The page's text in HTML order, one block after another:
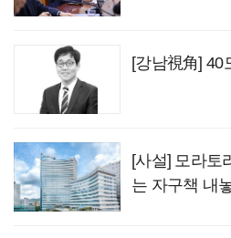
[강남視角] 40
[사설] 모라토
는 자구책 내